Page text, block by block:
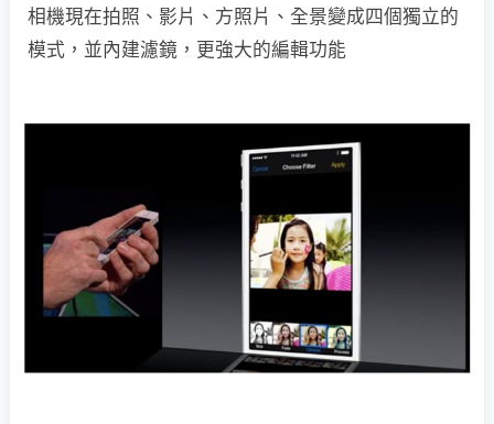
相機現在拍照、影片、方照片、全景變成四個獨立的
模式，並內建濾鏡，更強大的編輯功能